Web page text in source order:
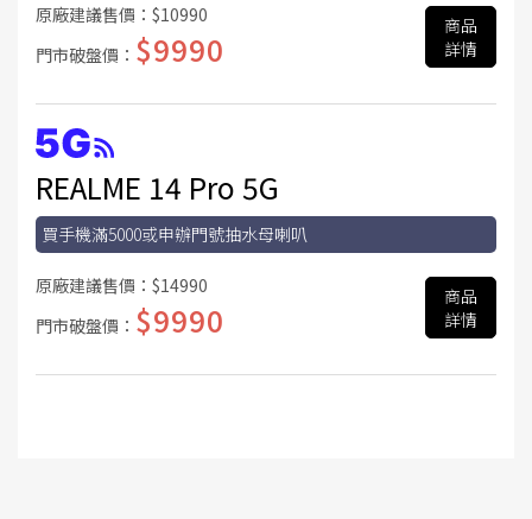
原廠建議售價： $10990
門市破盤價： $9990
商品
詳情
REALME 14 Pro 5G
買手機滿5000或申辦門號抽水母喇叭
原廠建議售價： $14990
門市破盤價： $9990
商品
詳情